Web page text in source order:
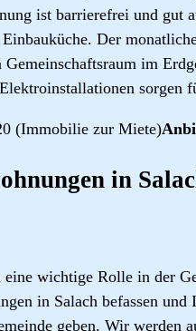
ist barrierefrei und gut
Der
im
sorgen
(Immobilie zur Miete)
in
wichtige Rolle in der
in Salach befassen
geben. Wir werden